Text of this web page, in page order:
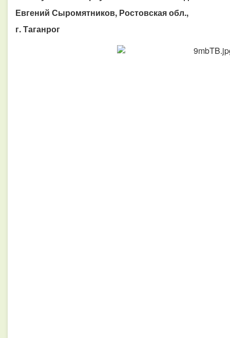
Евгений Сыромятников, Ростовская обл.,
г. Таганрог